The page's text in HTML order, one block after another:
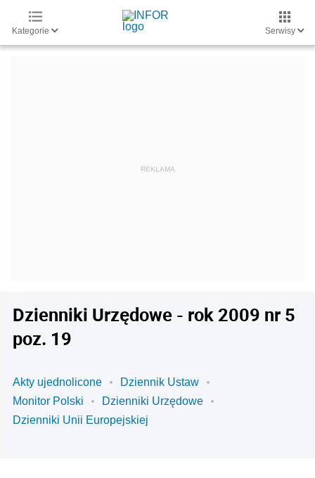
Kategorie Serwisy
Dzienniki Urzędowe - rok 2009 nr 5
poz. 19
Akty ujednolicone
Dziennik Ustaw
Monitor Polski
Dzienniki Urzędowe
Dzienniki Unii Europejskiej